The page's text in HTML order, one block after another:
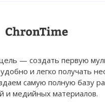
— создать первую
и легко получать
самую полную базу
и медийных материалов.